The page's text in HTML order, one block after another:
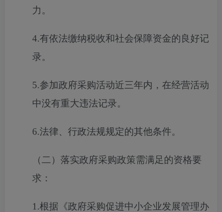
力。
4.有依法缴纳税收和社会保障资金的良好记
录。
5.参加政府采购活动近三年内，在经营活动
中没有重大违法记录。
6.法律、行政法规规定的其他条件。
（二）落实政府采购政策需满足的资格要
求：
1.根据《政府采购促进中小企业发展管理办